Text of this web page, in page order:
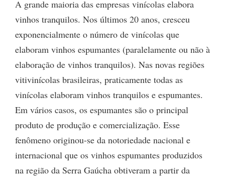
A grande maioria das empresas vinícolas elabora
vinhos tranquilos. Nos últimos 20 anos, cresceu
exponencialmente o número de vinícolas que
elaboram vinhos espumantes (paralelamente ou não à
elaboração de vinhos tranquilos). Nas novas regiões
vitivinícolas brasileiras, praticamente todas as
vinícolas elaboram vinhos tranquilos e espumantes.
Em vários casos, os espumantes são o principal
produto de produção e comercialização. Esse
fenômeno originou-se da notoriedade nacional e
internacional que os vinhos espumantes produzidos
na região da Serra Gaúcha obtiveram a partir da